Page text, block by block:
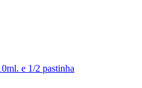
e 1/2 pastinha